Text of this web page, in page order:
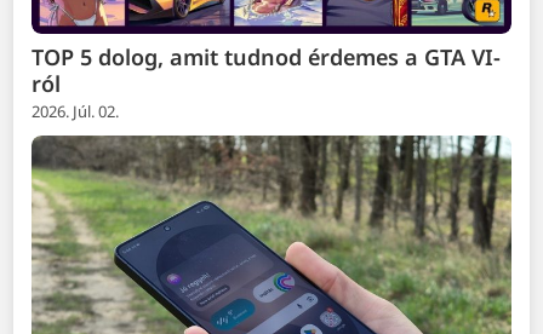
TOP 5 dolog, amit tudnod érdemes a GTA VI-
ról
2026. Júl. 02.